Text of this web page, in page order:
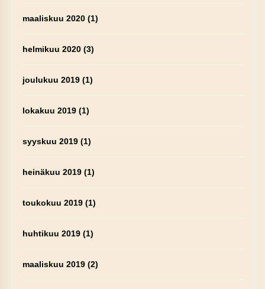
maaliskuu 2020(1)
helmikuu 2020(3)
joulukuu 2019(1)
lokakuu 2019(1)
syyskuu 2019(1)
heinäkuu 2019(1)
toukokuu 2019(1)
huhtikuu 2019(1)
maaliskuu 2019(2)